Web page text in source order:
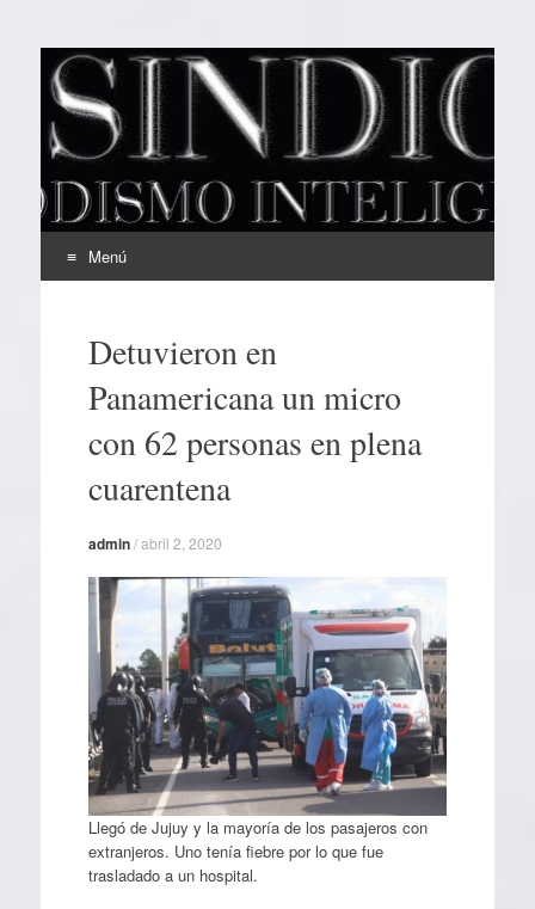
EL SINDICAL
Periodismo Inteligente
Menú
contenidoDetuvieron en
Panamericana un micro
con 62 personas en plena
cuarentena
admin/abril 2, 2020
Llegó de Jujuy y la mayoría de los pasajeros con
extranjeros. Uno tenía fiebre por lo que fue
trasladado a un hospital.